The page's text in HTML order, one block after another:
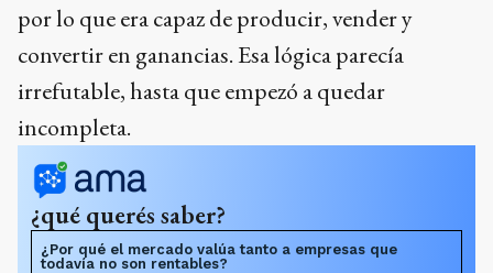
por lo que era capaz de producir, vender y
convertir en ganancias. Esa lógica parecía
irrefutable, hasta que empezó a quedar
incompleta.
¿qué querés saber?
¿Por qué el mercado valúa tanto a empresas que
todavía no son rentables?